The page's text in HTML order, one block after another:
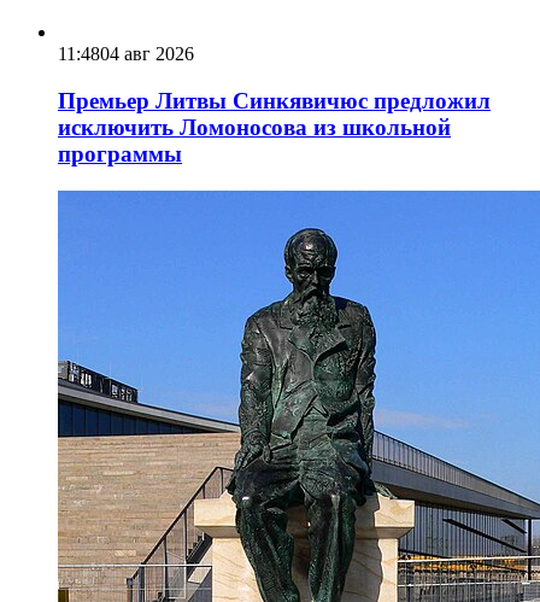
11:4804 авг 2026
Премьер Литвы Синкявичюс предложил
исключить Ломоносова из школьной
программы